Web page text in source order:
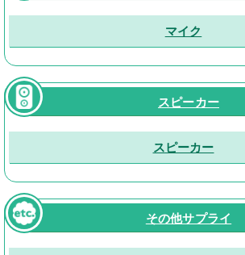
マイク
スピーカー
スピーカー
その他サプライ